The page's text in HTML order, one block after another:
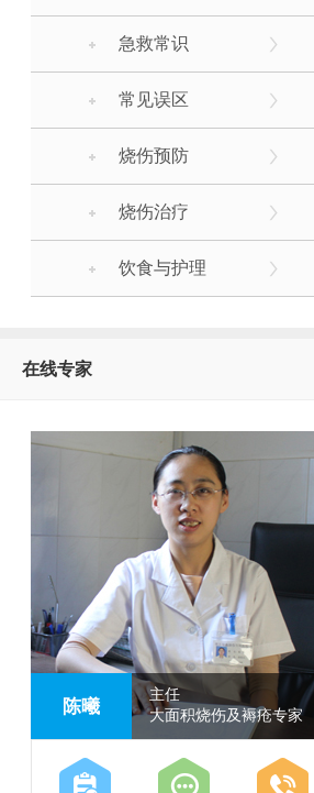
急救常识
常见误区
烧伤预防
烧伤治疗
饮食与护理
在线专家
陈曦
主任
大面积烧伤及褥疮专家